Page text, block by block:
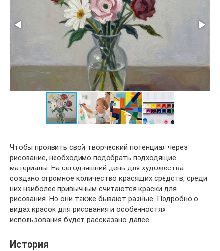
Чтобы проявить свой творческий потенциал через
рисование, необходимо подобрать подходящие
материалы. На сегодняшний день для художества
создано огромное количество красящих средств, среди
них наиболее привычным считаются краски для
рисования. Но они также бывают разные. Подробно о
видах красок для рисования и особенностях
использования будет рассказано далее.
История